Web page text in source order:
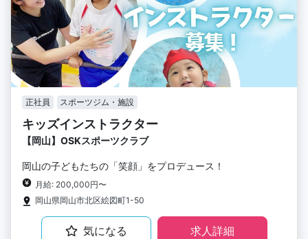
正社員 スポーツジム・施設
キッズインストラクター
【岡山】OSKスポーツクラブ
岡山の子どもたちの「笑顔」をプロデュース！
月給: 200,000円〜
岡山県岡山市北区絵図町1-50
気になる 求人詳細